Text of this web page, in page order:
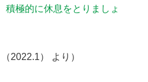
積極的に休息をとりましょ
（2022.1） より）